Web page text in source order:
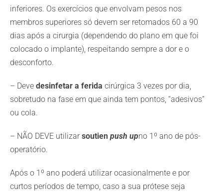
inferiores. Os exercícios que envolvam pesos nos
membros superiores só devem ser retomados 60 a 90
dias após a cirurgia (dependendo do plano em que foi
colocado o implante), respeitando sempre a dor e o
desconforto.
– Deve desinfetar a ferida cirúrgica 3 vezes por dia,
sobretudo na fase em que ainda tem pontos, “adesivos”
ou cola.
– NÃO DEVE utilizar soutien push upno 1º ano de pós-
operatório.
Após o 1º ano poderá utilizar ocasionalmente e por
curtos períodos de tempo, caso a sua prótese seja